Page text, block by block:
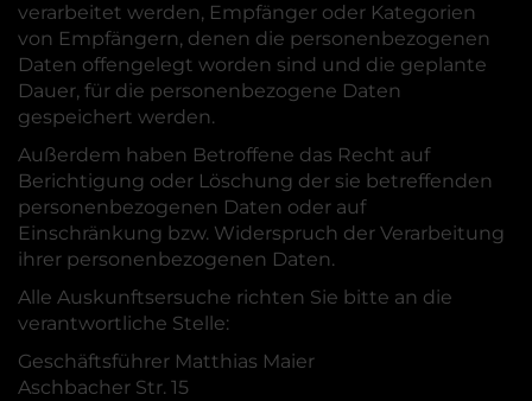
verarbeitet werden, Empfänger oder Kategorien
von Empfängern, denen die personenbezogenen
Daten offengelegt worden sind und die geplante
Dauer, für die personenbezogene Daten
gespeichert werden.
Außerdem haben Betroffene das Recht auf
Berichtigung oder Löschung der sie betreffenden
personenbezogenen Daten oder auf
Einschränkung bzw. Widerspruch der Verarbeitung
ihrer personenbezogenen Daten.
Alle Auskunftsersuche richten Sie bitte an die
verantwortliche Stelle:
Geschäftsführer Matthias Maier
Aschbacher Str. 15